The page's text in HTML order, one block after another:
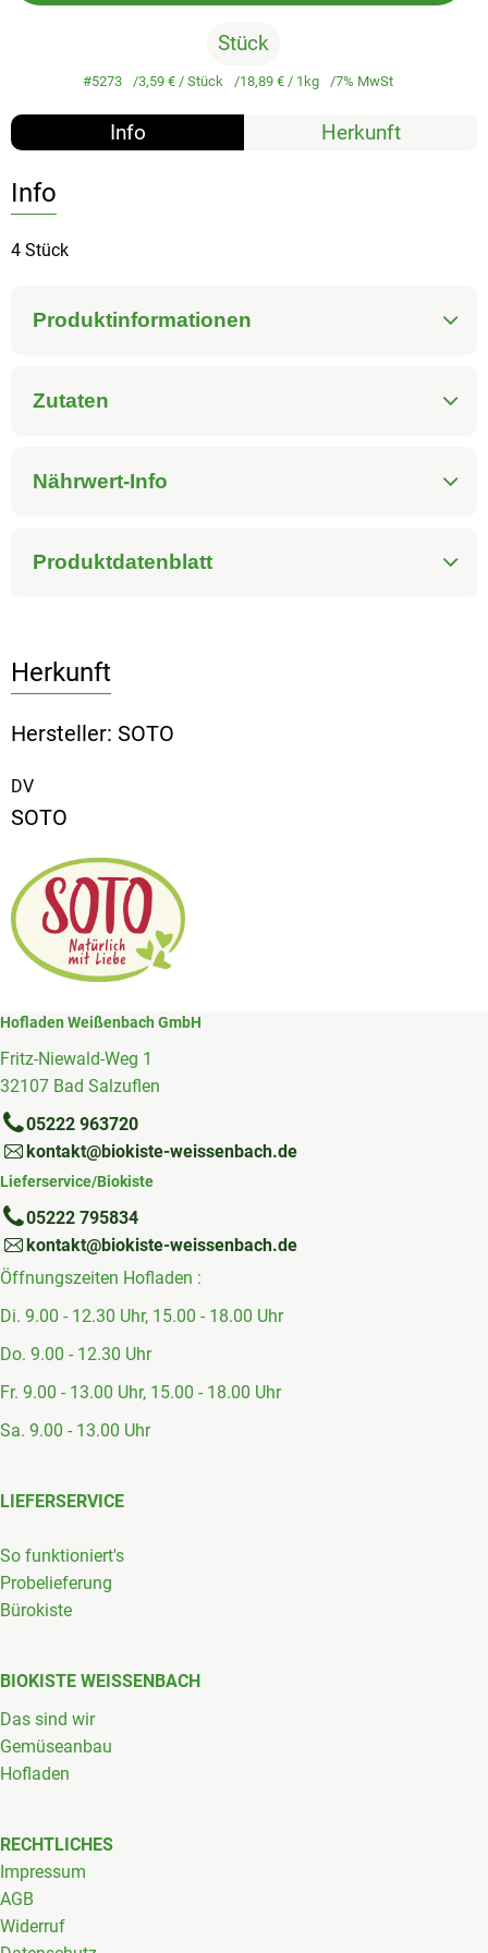
Stück
#5273 3,59 €/ Stück 18,89 €/ 1kg 7% MwSt
Info Herkunft
Info
4 Stück
Produktinformationen
Zutaten
Nährwert-Info
Produktdatenblatt
Herkunft
Hersteller: SOTO
DV
SOTO
Hofladen Weißenbach GmbH
Fritz-Niewald-Weg 1
32107 Bad Salzuflen
05222 963720
kontakt@biokiste-weissenbach.de
Lieferservice/Biokiste
05222 795834
kontakt@biokiste-weissenbach.de
Öffnungszeiten Hofladen :
Di. 9.00 - 12.30 Uhr, 15.00 - 18.00 Uhr
Do. 9.00 - 12.30 Uhr
Fr. 9.00 - 13.00 Uhr, 15.00 - 18.00 Uhr
Sa. 9.00 - 13.00 Uhr
LIEFERSERVICE
So funktioniert's
Probelieferung
Bürokiste
BIOKISTE WEISSENBACH
Das sind wir
Gemüseanbau
Hofladen
RECHTLICHES
Impressum
AGB
Widerruf